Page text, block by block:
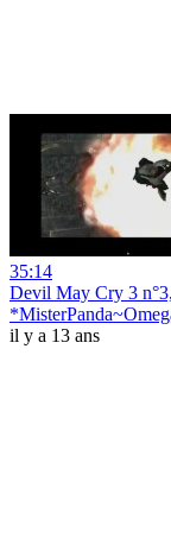
35:14
Devil May Cry 3
il y a 13 ans